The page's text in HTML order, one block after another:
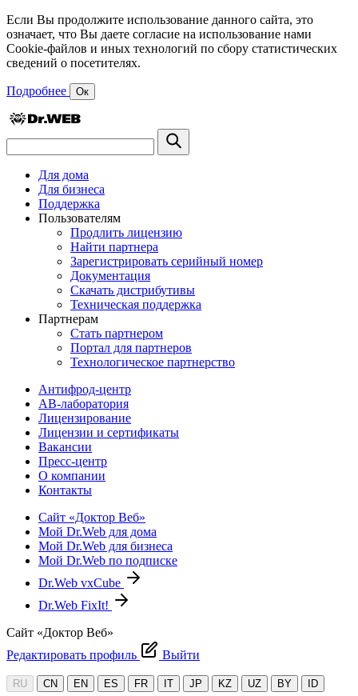
Если Вы продолжите использование данного сайта, это
означает, что Вы даете согласие на использование нами
Cookie-файлов и иных технологий по сбору статистических
сведений о посетителях.
Подробнее Ок
Для дома
Для бизнеса
Поддержка
Пользователям
Продлить лицензию
Найти партнера
Зарегистрировать серийный номер
Документация
Скачать дистрибутивы
Техническая поддержка
Партнерам
Стать партнером
Портал для партнеров
Технологическое партнерство
Антифрод-центр
АВ-лаборатория
Лицензирование
Лицензии и сертификаты
Вакансии
Пресс-центр
О компании
Контакты
Сайт «Доктор Веб»
Мой Dr.Web для дома
Мой Dr.Web для бизнеса
Мой Dr.Web по подписке
Dr.Web vxCube
Dr.Web FixIt!
Сайт «Доктор Веб»
Редактировать профиль
Выйти
RU CN EN ES FR IT JP KZ UZ BY ID